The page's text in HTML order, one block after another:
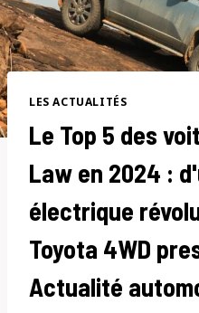
LES ACTUALITÉS
Le Top 5 des
Law en 2024 :
électrique
Toyota 4WD
Actualité